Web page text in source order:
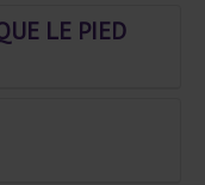
LE PIED